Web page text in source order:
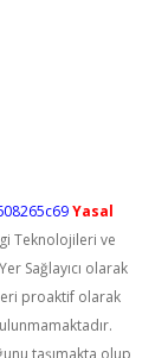
Yasal
Teknolojileri ve
Sağlayıcı olarak
proaktif olarak
taşımakta olup,